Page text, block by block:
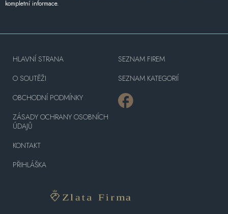
kompletní informace.
HLAVNÍ STRANA
O SOUTĚŽI
OBCHODNÍ PODMÍNKY
ZÁSADY OCHRANY OSOBNÍCH
ÚDAJŮ
KONTAKT
PŘIHLÁŠKA
SEZNAM FIREM
SEZNAM KATEGORIÍ